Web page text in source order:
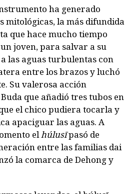
ha generado
mitológicas, la más difundida
que hace mucho tiempo
joven, para salvar a su
las aguas turbulentas con
entre los brazos y luchó
Su valerosa acción
que añadió tres tubos en
el chico pudiera tocarla y
apaciguar las aguas. A
elhúlusīpasó de
entre las familias dai
la comarca de Dehong y